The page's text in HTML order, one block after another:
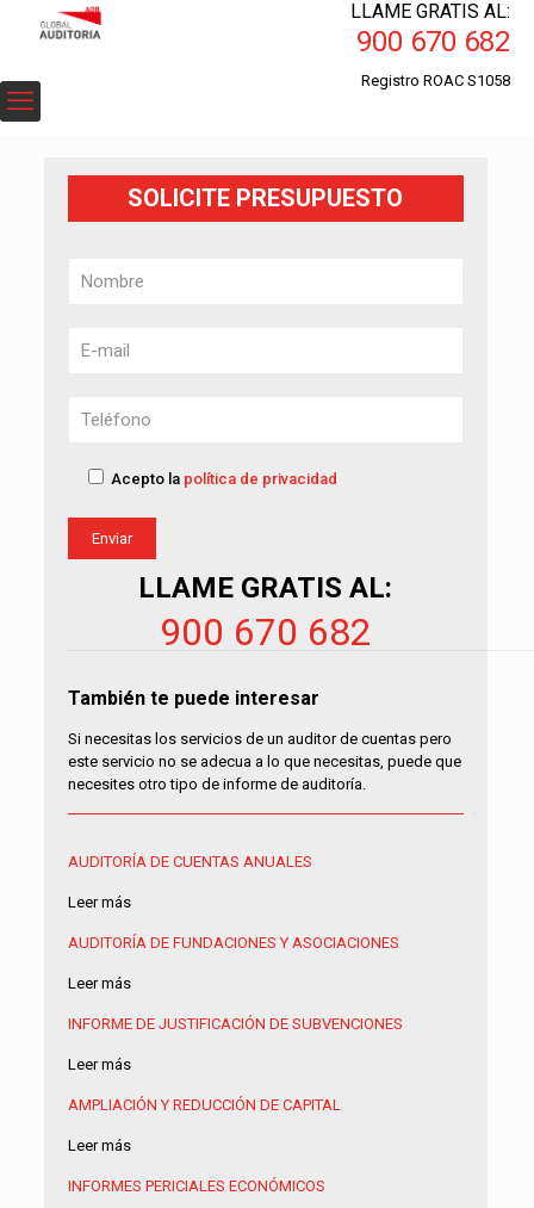
LLAME GRATIS AL:
900 670 682
Registro ROAC S1058
SOLICITE PRESUPUESTO
Acepto la política de privacidad
LLAME GRATIS AL:
900 670 682
También te puede interesar
Si necesitas los servicios de un auditor de cuentas pero
este servicio no se adecua a lo que necesitas, puede que
necesites otro tipo de informe de auditoría.
AUDITORÍA DE CUENTAS ANUALES
Leer más
AUDITORÍA DE FUNDACIONES Y ASOCIACIONES
Leer más
INFORME DE JUSTIFICACIÓN DE SUBVENCIONES
Leer más
AMPLIACIÓN Y REDUCCIÓN DE CAPITAL
Leer más
INFORMES PERICIALES ECONÓMICOS